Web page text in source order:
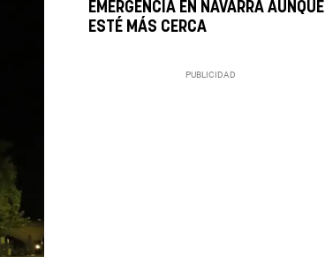
EMERGENCIA EN NAVARRA AUNQUE
ESTÉ MÁS CERCA